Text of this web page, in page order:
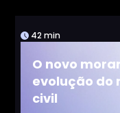
42 min
O novo
evolução do
civil